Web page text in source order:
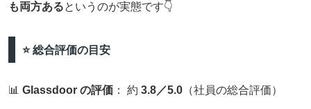
も両方あるというのが実態です👇
⭐ 総合評価の目安
📊 Glassdoor の評価 ： 約 3.8／5.0 （社員の総合評価）